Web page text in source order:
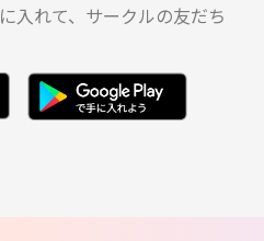
入れて、サークルの友だち